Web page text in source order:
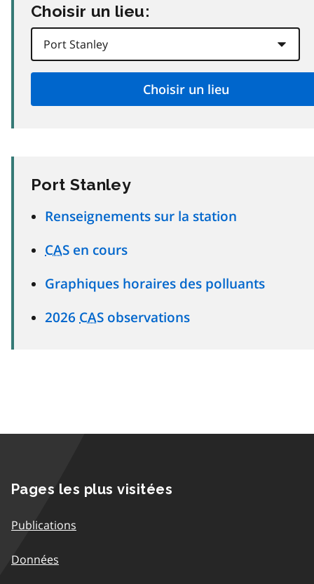
Choisir un lieu:
Port Stanley
Renseignements sur la station
CAS en cours
Graphiques horaires des polluants
2026 CAS observations
Pages les plus visitées
Publications
Données